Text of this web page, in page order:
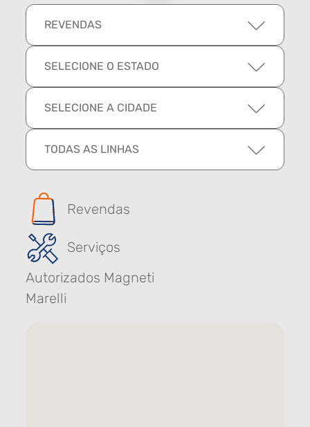
REVENDAS
SELECIONE O ESTADO
SELECIONE A CIDADE
TODAS AS LINHAS
Revendas
Serviços
Autorizados Magneti
Marelli